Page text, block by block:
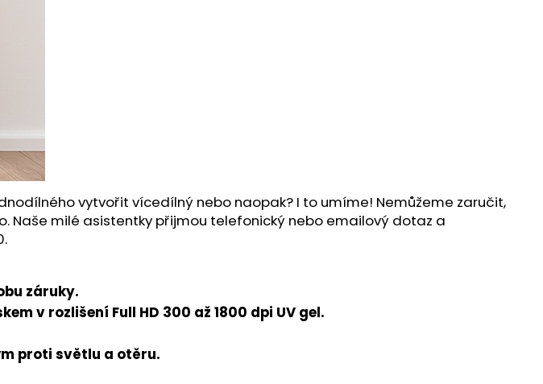
vytvořit vícedílný nebo naopak? I to umíme! Nemůžeme zaručit,
Naše milé asistentky přijmou telefonický nebo emailový dotaz a
záruky.
v rozlišení Full HD 300 až 1800 dpi UV gel.
proti světlu a otěru.